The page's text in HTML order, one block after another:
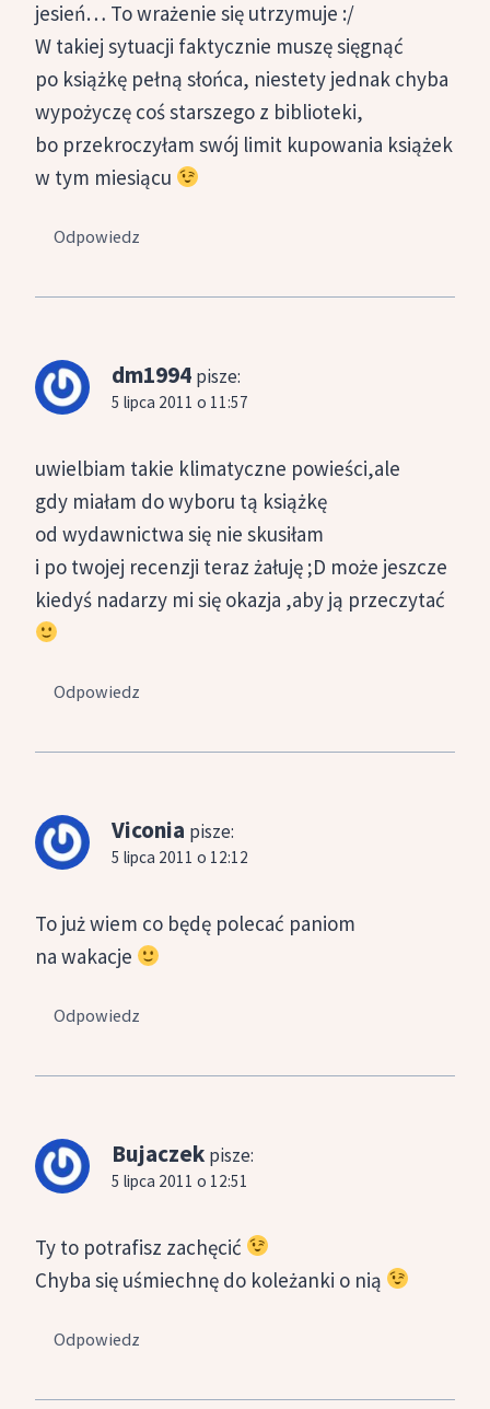
jesień… To wrażenie się utrzymuje :/
W takiej sytuacji faktycznie muszę sięgnąć
po książkę pełną słońca, niestety jednak chyba
wypożyczę coś starszego z biblioteki,
bo przekroczyłam swój limit kupowania książek
w tym miesiącu
Odpowiedz
dm1994 pisze:
5 lipca 2011 o 11:57
uwielbiam takie klimatyczne powieści,ale
gdy miałam do wyboru tą książkę
od wydawnictwa się nie skusiłam
i po twojej recenzji teraz żałuję ;D może jeszcze
kiedyś nadarzy mi się okazja ,aby ją przeczytać
Odpowiedz
Viconia pisze:
5 lipca 2011 o 12:12
To już wiem co będę polecać paniom
na wakacje
Odpowiedz
Bujaczek pisze:
5 lipca 2011 o 12:51
Ty to potrafisz zachęcić
Chyba się uśmiechnę do koleżanki o nią
Odpowiedz